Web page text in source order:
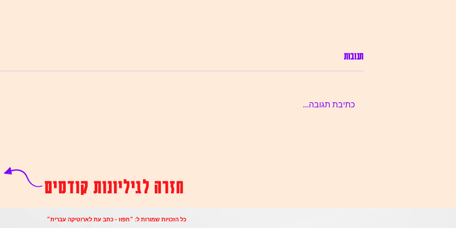
דבר מערכת: גיליון מלחמה וארוטיקה
השנה השנייה של חפוז נפתחת בצלה של
היצר והיצירתיות אל מול האבל והמתח...
אַתְּ לא יודעת מה לבקש (לא, זו לא כוס
אִמָּא
תגובות
כתיבת תגובה...
חזרה לגיליונות קודמים
כל הזכויות שמורות ל: ״חפוז - כתב עת לארוטיקה עברית״